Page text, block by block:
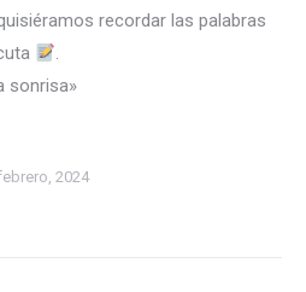
recordar las palabras
.
sonrisa»
2024